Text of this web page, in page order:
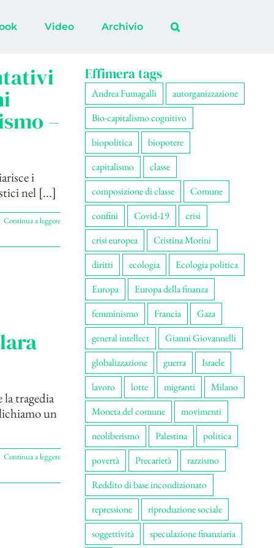
Video Archivio
–
i
nel [...]
Continua a leggere
tragedia
un
Continua a leggere
Effimera tags
Andrea Fumagalli
autorganizzazione
Bio-capitalismo cognitivo
biopolitica
biopotere
capitalismo
classe
composizione di classe
Comune
confini
Covid-19
crisi
crisi europea
Cristina Morini
diritti
ecologia
Ecologia politica
Europa
Europa della finanza
femminismo
Francia
Gaza
general intellect
Gianni Giovannelli
globalizzazione
guerra
Israele
lavoro
lotte migranti
Milano
Moneta del comune
movimenti
neoliberismo
Palestina
politica
povertà
Precarietà
razzismo
Reddito di base incondizionato
repressione
riproduzione sociale
soggettività
speculazione finanziaria